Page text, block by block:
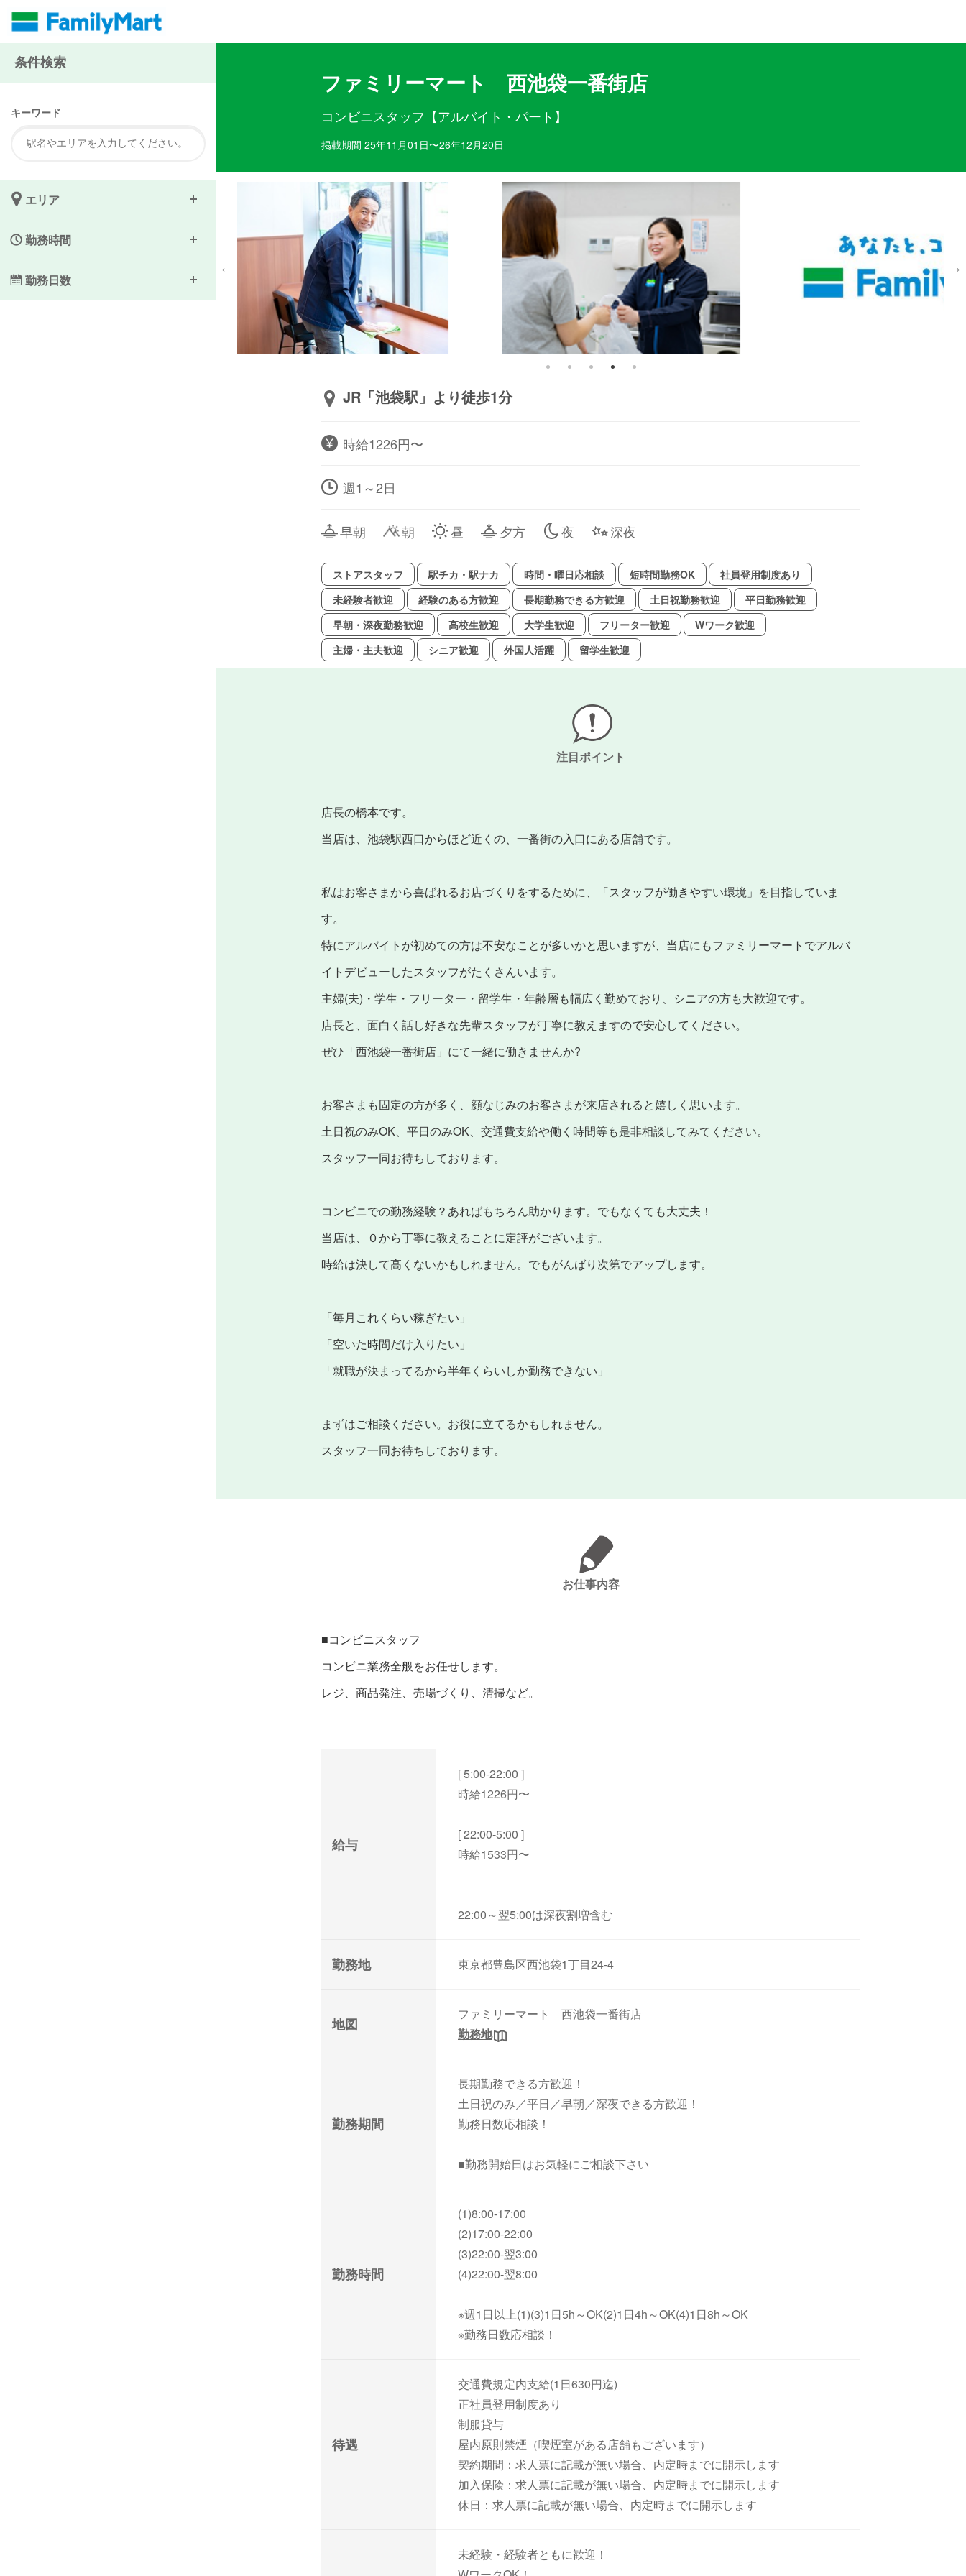
ファミリーマート 西池袋一番街店
コンビニスタッフ【アルバイト・パート】
掲載期間 25年11月01日〜26年12月20日
JR「池袋駅」より徒歩1分
時給1226円〜
週1～2日
早朝 朝 昼 夕方 夜 深夜
ストアスタッフ 駅チカ・駅ナカ 時間・曜日応相談 短時間勤務OK
社員登用制度あり
未経験者歓迎
経験のある方歓迎 長期勤務できる方歓迎 土日祝勤務歓迎
平日勤務歓迎
早朝・深夜勤務歓迎
高校生歓迎 大学生歓迎 フリーター歓迎
Wワーク歓迎
主婦・主夫歓迎
シニア歓迎 外国人活躍 留学生歓迎
注目ポイント
店長の橋本です。
当店は、池袋駅西口からほど近くの、一番街の入口にある店舗です。
私はお客さまから喜ばれるお店づくりをするために、「スタッフが働きやすい環境」を目指していま
す。
特にアルバイトが初めての方は不安なことが多いかと思いますが、当店にもファミリーマートでアルバ
イトデビューしたスタッフがたくさんいます。
主婦(夫)・学生・フリーター・留学生・年齢層も幅広く勤めており、シニアの方も大歓迎です。
店長と、面白く話し好きな先輩スタッフが丁寧に教えますので安心してください。
ぜひ「西池袋一番街店」にて一緒に働きませんか?
お客さまも固定の方が多く、顔なじみのお客さまが来店されると嬉しく思います。
土日祝のみOK、平日のみOK、交通費支給や働く時間等も是非相談してみてください。
スタッフ一同お待ちしております。
コンビニでの勤務経験？あればもちろん助かります。でもなくても大丈夫！
当店は、０から丁寧に教えることに定評がございます。
時給は決して高くないかもしれません。でもがんばり次第でアップします。
「毎月これくらい稼ぎたい」
「空いた時間だけ入りたい」
「就職が決まってるから半年くらいしか勤務できない」
まずはご相談ください。お役に立てるかもしれません。
スタッフ一同お待ちしております。
お仕事内容
■コンビニスタッフ
コンビニ業務全般をお任せします。
レジ、商品発注、売場づくり、清掃など。
給与
[ 5:00-22:00 ]
時給1226円〜
[ 22:00-5:00 ]
時給1533円〜
22:00～翌5:00は深夜割増含む
勤務地 東京都豊島区西池袋1丁目24-4
地図
ファミリーマート 西池袋一番街店
勤務地
勤務期間
長期勤務できる方歓迎！
土日祝のみ／平日／早朝／深夜できる方歓迎！
勤務日数応相談！
■勤務開始日はお気軽にご相談下さい
勤務時間
(1)8:00-17:00
(2)17:00-22:00
(3)22:00-翌3:00
(4)22:00-翌8:00
※週1日以上(1)(3)1日5h～OK(2)1日4h～OK(4)1日8h～OK
※勤務日数応相談！
待遇
交通費規定内支給(1日630円迄)
正社員登用制度あり
制服貸与
屋内原則禁煙（喫煙室がある店舗もございます）
契約期間：求人票に記載が無い場合、内定時までに開示します
加入保険：求人票に記載が無い場合、内定時までに開示します
休日：求人票に記載が無い場合、内定時までに開示します
未経験・経験者ともに歓迎！
条件検索
キーワード
エリア
勤務時間
勤務日数